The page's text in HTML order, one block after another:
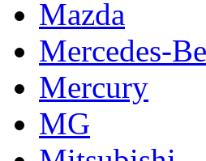
Mazda
Mercedes-
Mercury
MG